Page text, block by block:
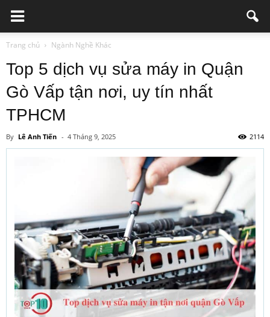
Trang chủ Ngành Nghề Khác
Top 5 dịch vụ sửa máy in Quận
Gò Vấp tận nơi, uy tín nhất
TPHCM
By Lê Anh Tiến - 4 Tháng 9, 2025 2114